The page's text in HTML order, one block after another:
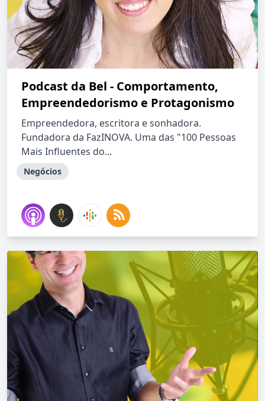
Podcast da Bel - Comportamento,
Empreendedorismo e Protagonismo
Empreendedora, escritora e sonhadora.
Fundadora da FazINOVA. Uma das "100 Pessoas
Mais Influentes do...
Negócios